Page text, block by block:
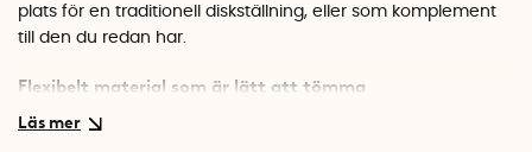
plats för en traditionell diskställning, eller som komplement
till den du redan har.
Flexibelt material som är lätt att tömma
Mattan är tillverkad i TPE-plast, ett mjukt och flexibelt